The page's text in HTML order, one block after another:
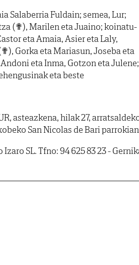
Salaberria Fuldain; semea, Lur;
(✟), Marilen eta Juaino; koinatu-
eta Amaia, Asier eta Laly,
Gorka eta Mariasun, Joseba eta
eta Inma, Gotzon eta Julene;
eta beste
asteazkena, hilak 27,
San Nicolas de Bari
SL. Tfno: 94 625 83 23 -